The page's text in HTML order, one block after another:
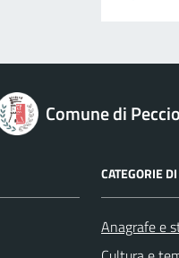
Comune di
CATEGORIE
Anagrafe e